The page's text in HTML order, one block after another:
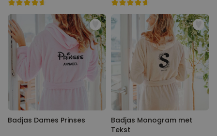
Badjas Dames Prinses
Badjas Monogram met
Tekst